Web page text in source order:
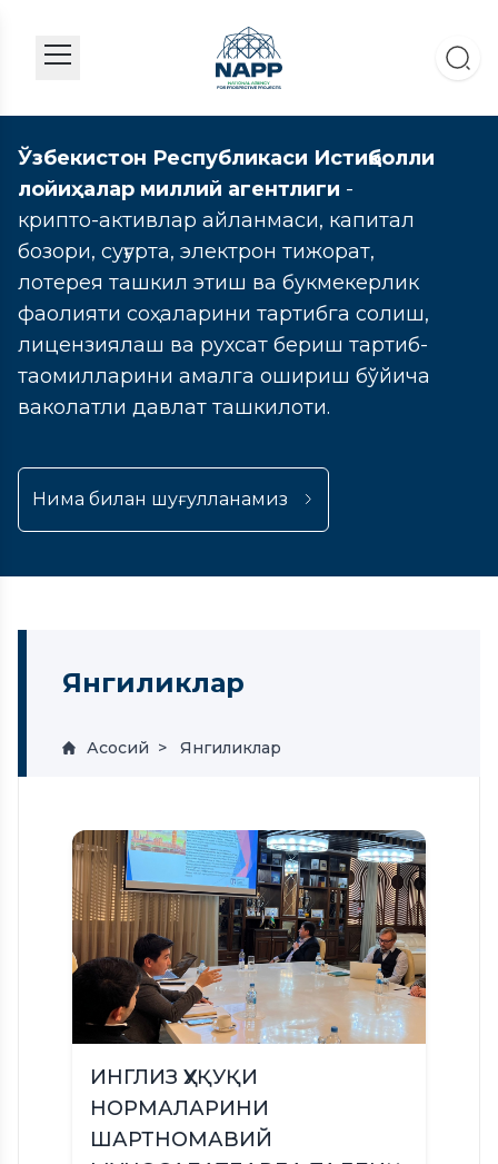
Ўзбекистон Республикаси Истиқболли
лойиҳалар миллий агентлиги -
крипто-активлар айланмаси, капитал
бозори, суғурта, электрон тижорат,
лотерея ташкил этиш ва букмекерлик
фаолияти соҳаларини тартибга солиш,
лицензиялаш ва рухсат бериш тартиб-
таомилларини амалга ошириш бўйича
ваколатли давлат ташкилоти.
Нима билан шуғулланамиз
Янгиликлар
Асосий Янгиликлар
ИНГЛИЗ ҲУҚУҚИ
НОРМАЛАРИНИ
ШАРТНОМАВИЙ